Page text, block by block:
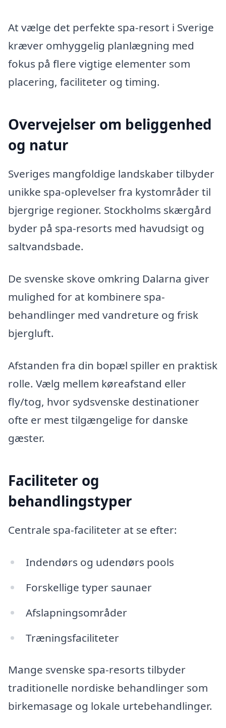
At vælge det perfekte spa-resort i Sverige
kræver omhyggelig planlægning med
fokus på flere vigtige elementer som
placering, faciliteter og timing.
Overvejelser om beliggenhed
og natur
Sveriges mangfoldige landskaber tilbyder
unikke spa-oplevelser fra kystområder til
bjergrige regioner. Stockholms skærgård
byder på spa-resorts med havudsigt og
saltvandsbade.
De svenske skove omkring Dalarna giver
mulighed for at kombinere spa-
behandlinger med vandreture og frisk
bjergluft.
Afstanden fra din bopæl spiller en praktisk
rolle. Vælg mellem køreafstand eller
fly/tog, hvor sydsvenske destinationer
ofte er mest tilgængelige for danske
gæster.
Faciliteter og
behandlingstyper
Centrale spa-faciliteter at se efter:
Indendørs og udendørs pools
Forskellige typer saunaer
Afslapningsområder
Træningsfaciliteter
Mange svenske spa-resorts tilbyder
traditionelle nordiske behandlinger som
birkemasage og lokale urtebehandlinger.